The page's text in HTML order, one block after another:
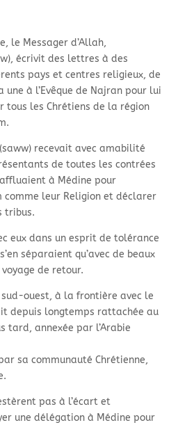
le Messager d’Allah,
écrivit des lettres à des
pays et centres religieux, de
une à l’Evêque de Najran pour lui
tous les Chrétiens de la région
recevait avec amabilité
de toutes les contrées
à Médine pour
comme leur Religion et déclarer
tribus.
eux dans un esprit de tolérance
séparaient qu’avec de beaux
de retour.
sud-ouest, à la frontière avec le
depuis longtemps rattachée au
tard, annexée par l’Arabie
sa communauté Chrétienne,
pas à l’écart et
une délégation à Médine pour